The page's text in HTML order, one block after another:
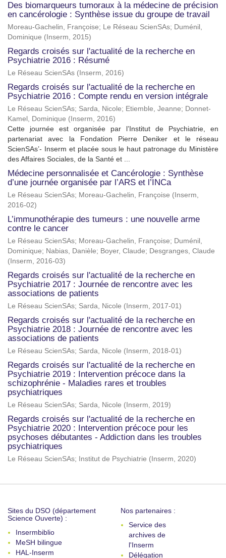
Des biomarqueurs tumoraux à la médecine de précision
en cancérologie : Synthèse issue du groupe de travail
Moreau-Gachelin, Françoise; Le Réseau ScienSAs; Duménil,
Dominique ( Inserm, 2015)
Regards croisés sur l'actualité de la recherche en
Psychiatrie 2016 : Résumé
Le Réseau ScienSAs ( Inserm, 2016)
Regards croisés sur l'actualité de la recherche en
Psychiatrie 2016 : Compte rendu en version intégrale
Le Réseau ScienSAs; Sarda, Nicole; Etiemble, Jeanne; Donnet-
Kamel, Dominique ( Inserm, 2016)
Cette journée est organisée par l’Institut de Psychiatrie, en
partenariat avec la Fondation Pierre Deniker et le réseau
ScienSAs’- Inserm et placée sous le haut patronage du Ministère
des Affaires Sociales, de la Santé et ...
Médecine personnalisée et Cancérologie : Synthèse
d’une journée organisée par l’ARS et l’INCa
Le Réseau ScienSAs; Moreau-Gachelin, Françoise ( Inserm,
2016-02)
L’immunothérapie des tumeurs : une nouvelle arme
contre le cancer
Le Réseau ScienSAs; Moreau-Gachelin, Françoise; Duménil,
Dominique; Nabias, Danièle; Boyer, Claude; Desgranges, Claude
( Inserm, 2016-03)
Regards croisés sur l'actualité de la recherche en
Psychiatrie 2017 : Journée de rencontre avec les
associations de patients
Le Réseau ScienSAs; Sarda, Nicole ( Inserm, 2017-01)
Regards croisés sur l'actualité de la recherche en
Psychiatrie 2018 : Journée de rencontre avec les
associations de patients
Le Réseau ScienSAs; Sarda, Nicole ( Inserm, 2018-01)
Regards croisés sur l'actualité de la recherche en
Psychiatrie 2019 : Intervention précoce dans la
schizophrénie - Maladies rares et troubles
psychiatriques
Le Réseau ScienSAs; Sarda, Nicole ( Inserm, 2019)
Regards croisés sur l'actualité de la recherche en
Psychiatrie 2020 : Intervention précoce pour les
psychoses débutantes - Addiction dans les troubles
psychiatriques
Le Réseau ScienSAs; Institut de Psychiatrie ( Inserm, 2020)
Sites du DSO (département
Science Ouverte) :
Insermbiblio
MeSH bilingue
HAL-Inserm
Nos partenaires :
Service des
archives de
l'Inserm
Délégation